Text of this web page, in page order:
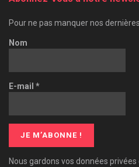
Pour ne pas manquer nos
Nom
E-mail *
Nous gardons vos données